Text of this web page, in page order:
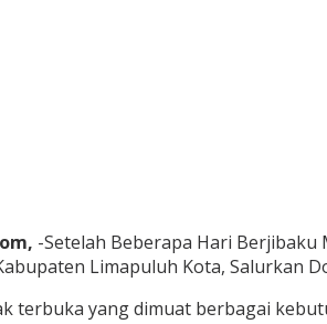
-Setelah Beberapa Hari Berjibaku
Limapuluh Kota, Salurkan
terbuka yang dimuat berbagai